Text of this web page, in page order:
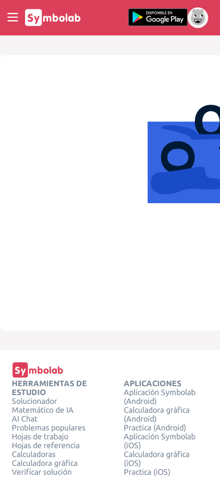
HERRAMIENTAS DE
ESTUDIO
Solucionador
Matemático de IA
AI Chat
Problemas populares
Hojas de trabajo
Hojas de referencia
Calculadoras
Calculadora gráfica
Verificar solución
APLICACIONES
Aplicación Symbolab
(Android)
Calculadora gráfica
(Android)
Practica (Android)
Aplicación Symbolab
(iOS)
Calculadora gráfica
(iOS)
Practica (iOS)